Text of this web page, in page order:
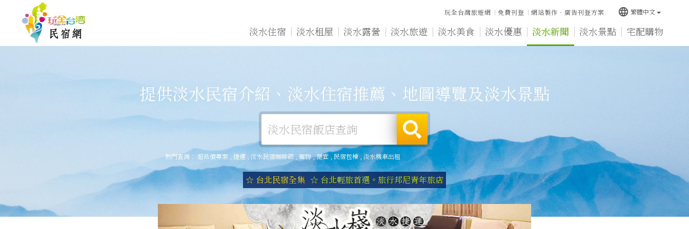
淡水住宿 淡水租屋 淡水露營 淡水旅遊 淡水美食 淡水優惠 淡水新聞 淡水景點 宅配購物
玩全台灣旅遊網 免費刊登 網站製作‧廣告刊登方案 language 繁體中文
提供淡水民宿介紹、淡水住宿推薦、地圖導覽及淡水景點
熱門查詢： 超低價專案 捷運 淡水民宿咖啡館, 寵物,便宜 民宿包棟,淡水機車出租
☆ 台北民宿全集 ☆ 台北輕旅首選。旅行邦尼青年旅店